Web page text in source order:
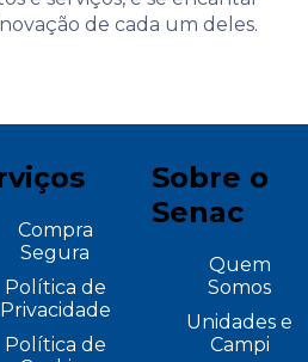
de cada um deles.
Compra
Segura
Política de
Privacidade
Política de
Sobre o
Senac
Quem
Somos
Unidades e
Campi